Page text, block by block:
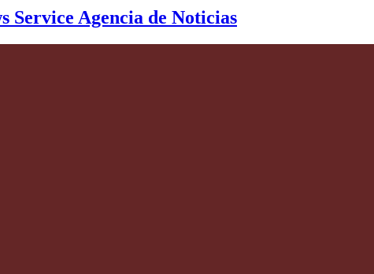
Service Agencia de Noticias